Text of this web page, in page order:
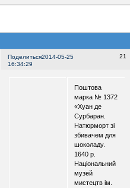
Поделиться 21
2014-05-25
16:34:29
Поштова
марка № 1372
«Хуан де
Сурбаран.
Натюрморт зі
збивачем для
шоколаду.
1640 р.
Національний
музей
мистецтв ім.